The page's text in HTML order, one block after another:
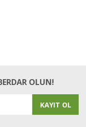
OLUN!
KAYIT OL